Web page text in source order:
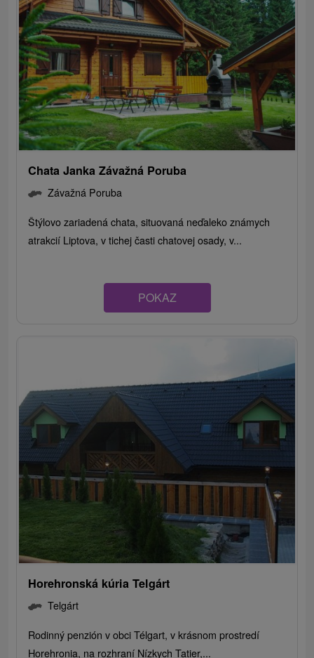
Chata Janka Závažná Poruba
Závažná Poruba
Štýlovo zariadená chata, situovaná neďaleko známych
atrakcií Liptova, v tichej časti chatovej osady, v...
POKAZ
Horehronská kúria Telgárt
Telgárt
Rodinný penzión v obci Télgart, v krásnom prostredí
Horehronia, na rozhraní Nízkych Tatier,...